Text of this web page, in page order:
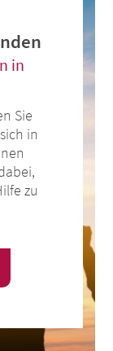
in
Sie
in
zu